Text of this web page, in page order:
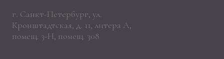
г. Санкт-Петербург, ул.
Кронштадтская, д. 11, литера А,
помещ. 3-Н, помещ. 308